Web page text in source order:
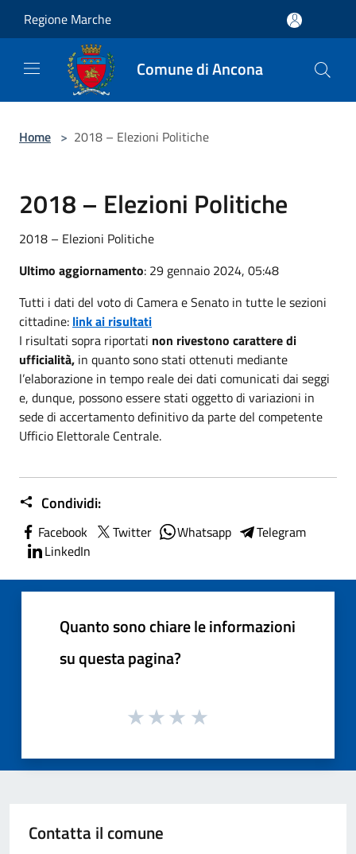
Regione Marche
Comune di Ancona
Home > 2018 – Elezioni Politiche
2018 – Elezioni Politiche
2018 – Elezioni Politiche
Ultimo aggiornamento: 29 gennaio 2024, 05:48
Tutti i dati del voto di Camera e Senato in tutte le sezioni
cittadine: link ai risultati
I risultati sopra riportati non rivestono carattere di
ufficialità, in quanto sono stati ottenuti mediante
l’elaborazione in tempo reale dei dati comunicati dai seggi
e, dunque, possono essere stati oggetto di variazioni in
sede di accertamento definitivo da parte del competente
Ufficio Elettorale Centrale.
Condividi:
Facebook Twitter Whatsapp
Telegram
LinkedIn
Quanto sono chiare le informazioni
su questa pagina?
Contatta il comune